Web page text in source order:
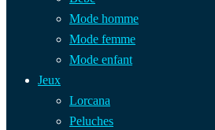
Mode homme
Mode femme
Mode enfant
Jeux
Lorcana
Peluches